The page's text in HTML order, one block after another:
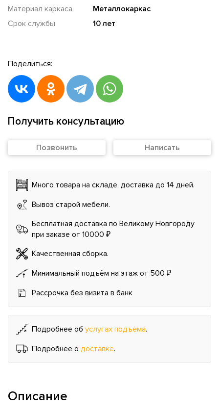
Материал каркаса
Металлокаркас
Срок службы
10 лет
Поделиться:
Получить консультацию
Позвонить Написать
Много товара на складе, доставка до 14 дней.
Вывоз старой мебели.
Бесплатная доставка по Великому Новгороду
при заказе от 10000 ₽
Качественная сборка.
Минимальный подъём на этаж от 500 ₽
Рассрочка без визита в банк
Подробнее об услугах подъема.
Подробнее о доставке.
Описание